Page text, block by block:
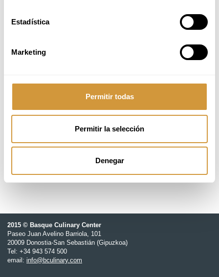
Estadística
Marketing
Permitir todas
Permitir la selección
Denegar
INSCRIPCIÓN ONLINE
09:00 - 14:00h
2015 © Basque Culinary Center
Paseo Juan Avelino Barriola, 101
20009 Donostia-San Sebastián (Gipuzkoa)
Tel: +34 943 574 500
email: info@bculinary.com